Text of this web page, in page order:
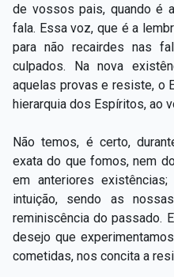
de vossos pais, quando é
fala. Essa voz, que é a
para não recairdes nas
culpados. Na nova
aquelas provas e resiste, o
hierarquia dos Espíritos, ao
Não temos, é certo,
exata do que fomos, nem
em anteriores
intuição, sendo as
reminiscência do passado.
desejo que
cometidas, nos concita a